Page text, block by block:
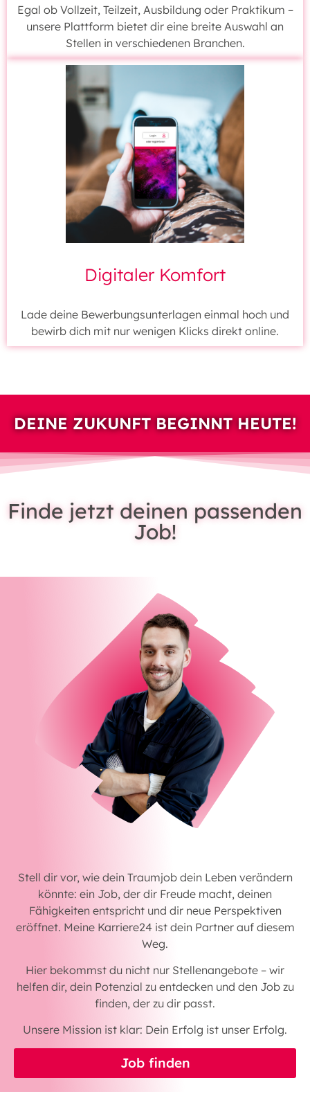
Egal ob Vollzeit, Teilzeit, Ausbildung oder Praktikum –
unsere Plattform bietet dir eine breite Auswahl an
Stellen in verschiedenen Branchen.
Digitaler Komfort
Lade deine Bewerbungsunterlagen einmal hoch und
bewirb dich mit nur wenigen Klicks direkt online.
DEINE ZUKUNFT BEGINNT HEUTE!
Finde jetzt deinen passenden
Job!
Stell dir vor, wie dein Traumjob dein Leben verändern
könnte: ein Job, der dir Freude macht, deinen
Fähigkeiten entspricht und dir neue Perspektiven
eröffnet. Meine Karriere24 ist dein Partner auf diesem
Weg.
Hier bekommst du nicht nur Stellenangebote – wir
helfen dir, dein Potenzial zu entdecken und den Job zu
finden, der zu dir passt.
Unsere Mission ist klar: Dein Erfolg ist unser Erfolg.
Job finden